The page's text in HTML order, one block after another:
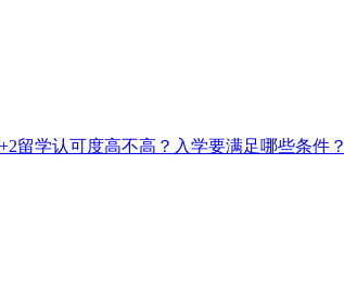
留学认可度高不高？入学要满足哪些条件？